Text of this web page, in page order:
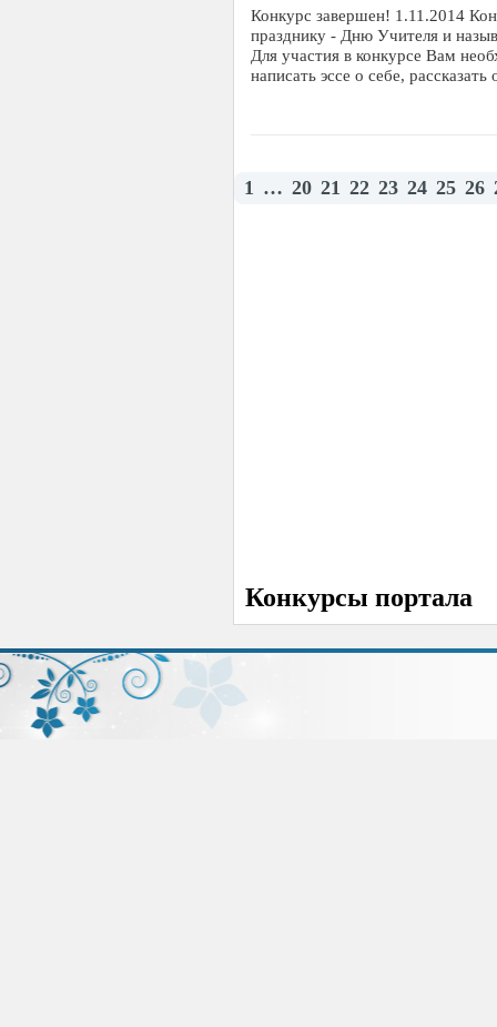
Конкурс завершен! 1.11.2014
празднику - Дню Учителя и
Для участия в конкурсе Вам
написать эссе о себе,
1 … 20 21 22 23 24 25 26
Конкурсы портала